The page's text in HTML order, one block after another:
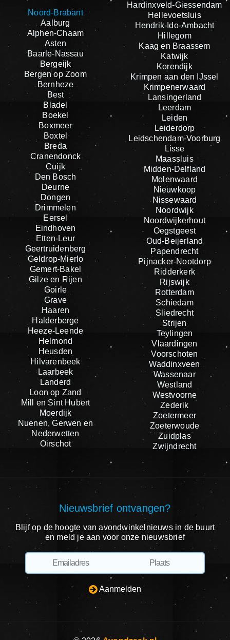
Noord-Brabant
Aalburg
Alphen-Chaam
Asten
Baarle-Nassau
Bergeijk
Bergen op Zoom
Bernheze
Best
Bladel
Boekel
Boxmeer
Boxtel
Breda
Cranendonck
Cuijk
Den Bosch
Deurne
Dongen
Drimmelen
Eersel
Eindhoven
Etten-Leur
Geertruidenberg
Geldrop-Mierlo
Gemert-Bakel
Gilze en Rijen
Goirle
Grave
Haaren
Halderberge
Heeze-Leende
Helmond
Heusden
Hilvarenbeek
Laarbeek
Landerd
Loon op Zand
Mill en Sint Hubert
Moerdijk
Nuenen, Gerwen en
Nederwetten
Oirschot
Hardinxveld-Giessendam
Hellevoetsluis
Hendrik-Ido-Ambacht
Hillegom
Kaag en Braassem
Katwijk
Korendijk
Krimpen aan den IJssel
Krimpenerwaard
Lansingerland
Leerdam
Leiden
Leiderdorp
Leidschendam-Voorburg
Lisse
Maassluis
Midden-Delfland
Molenwaard
Nieuwkoop
Nissewaard
Noordwijk
Noordwijkerhout
Oegstgeest
Oud-Beijerland
Papendrecht
Pijnacker-Nootdorp
Ridderkerk
Rijswijk
Rotterdam
Schiedam
Sliedrecht
Strijen
Teylingen
Vlaardingen
Voorschoten
Waddinxveen
Wassenaar
Westland
Westvoorne
Zederik
Zoetermeer
Zoeterwoude
Zuidplas
Zwijndrecht
Nieuwsbrief ontvangen?
Blijf op de hoogte van avondwinkelnieuws in de buurt
en meld je aan voor onze nieuwsbrief
Aanmelden